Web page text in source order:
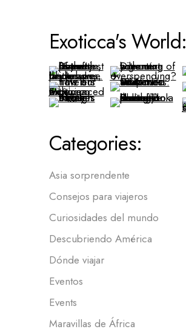
Exoticca's World:
Categories:
Asia sorprendente
Consejos para viajeros
Curiosidades del mundo
Descubriendo América
Dónde viajar
Eventos
Events
Maravillas de África